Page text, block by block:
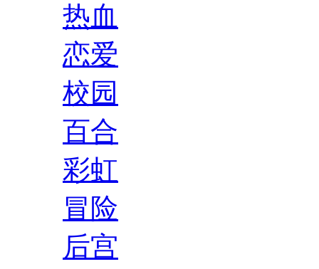
热血
恋爱
校园
百合
彩虹
冒险
后宫